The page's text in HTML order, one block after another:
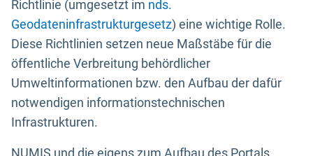
Richtlinie (umgesetzt im nds.
Geodateninfrastrukturgesetz) eine wichtige Rolle.
Diese Richtlinien setzen neue Maßstäbe für die
öffentliche Verbreitung behördlicher
Umweltinformationen bzw. den Aufbau der dafür
notwendigen informationstechnischen
Infrastrukturen.
NUMIS und die eigens zum Aufbau des Portals